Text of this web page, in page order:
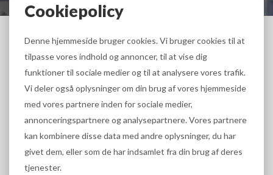
Cookiepolicy
Denne hjemmeside bruger cookies. Vi bruger cookies til at
tilpasse vores indhold og annoncer, til at vise dig
funktioner til sociale medier og til at analysere vores trafik.
Vi deler også oplysninger om din brug af vores hjemmeside
med vores partnere inden for sociale medier,
annonceringspartnere og analysepartnere. Vores partnere
kan kombinere disse data med andre oplysninger, du har
givet dem, eller som de har indsamlet fra din brug af deres
tjenester.